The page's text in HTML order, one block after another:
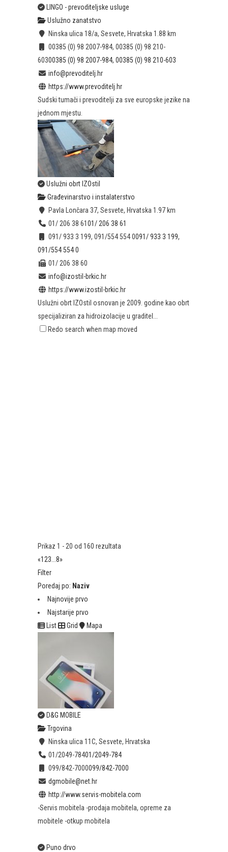
LINGO - prevoditeljske usluge
Uslužno zanatstvo
Ninska ulica 18/a, Sesvete, Hrvatska 1.88 km
00385 (0) 98 2007-984, 00385 (0) 98 210-
60300385 (0) 98 2007-984, 00385 (0) 98 210-603
info@prevoditelj.hr
https://www.prevoditelj.hr
Sudski tumači i prevoditelji za sve europske jezike na
jednom mjestu.
Uslužni obrt IZOstil
Građevinarstvo i instalaterstvo
Pavla Lončara 37, Sesvete, Hrvatska 1.97 km
01/ 206 38 6101/ 206 38 61
091/ 933 3 199, 091/554 554 0091/ 933 3 199,
091/554 554 0
01/ 206 38 60
info@izostil-brkic.hr
https://www.izostil-brkic.hr
Uslužni obrt IZOstil osnovan je 2009. godine kao obrt
specijaliziran za hidroizolacije u graditel...
Redo search when map moved
Prikaz 1 - 20 od 160 rezultata
«1 23 8»
Filter
Poredaj po: Naziv
Najnovije prvo
Najstarije prvo
List
Grid Mapa
D&G MOBILE
Trgovina
Ninska ulica 11C, Sesvete, Hrvatska
01/2049-78401/2049-784
099/842-7000099/842-7000
dgmobile@net.hr
http://www.servis-mobitela.com
-Servis mobitela -prodaja mobitela, opreme za
mobitele -otkup mobitela
Puno drvo